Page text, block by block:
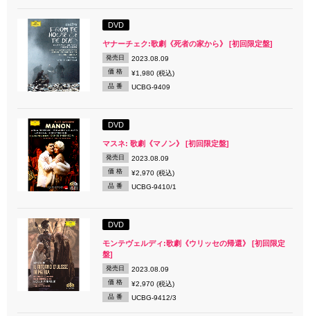
DVD
ヤナーチェク:歌劇《死者の家から》 [初回限定盤]
発売日 2023.08.09
価 格 ¥1,980 (税込)
品 番 UCBG-9409
DVD
マスネ: 歌劇《マノン》 [初回限定盤]
発売日 2023.08.09
価 格 ¥2,970 (税込)
品 番 UCBG-9410/1
DVD
モンテヴェルディ:歌劇《ウリッセの帰還》 [初回限定
盤]
発売日 2023.08.09
価 格 ¥2,970 (税込)
品 番 UCBG-9412/3